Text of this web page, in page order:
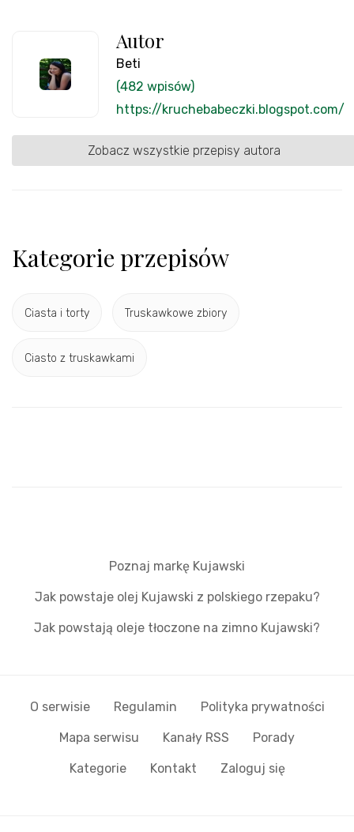
Autor
Beti
(482 wpisów)
https://kruchebabeczki.blogspot.com/
Zobacz wszystkie przepisy autora
Kategorie przepisów
Ciasta i torty Truskawkowe zbiory
Ciasto z truskawkami
Poznaj markę Kujawski
Jak powstaje olej Kujawski z polskiego rzepaku?
Jak powstają oleje tłoczone na zimno Kujawski?
O serwisie Regulamin Polityka prywatności
Mapa serwisu Kanały RSS Porady
Kategorie Kontakt Zaloguj się